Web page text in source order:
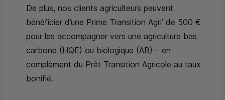
De plus, nos clients agriculteurs peuvent
bénéficier d’une Prime Transition Agri’ de 500 €
pour les accompagner vers une agriculture bas
carbone (HQE) ou biologique (AB) – en
complément du Prêt Transition Agricole au taux
bonifié.